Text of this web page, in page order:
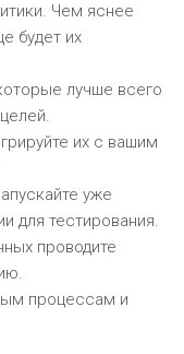
Чем яснее
будет их
лучше всего
их с вашим
уже
для тестирования.
проводите
процессам и